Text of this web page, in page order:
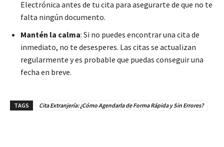
Electrónica antes de tu cita para asegurarte de que no te
falta ningún documento.
Mantén la calma: Si no puedes encontrar una cita de
inmediato, no te desesperes. Las citas se actualizan
regularmente y es probable que puedas conseguir una
fecha en breve.
TAGS Cita Extranjería: ¿Cómo Agendarla de Forma Rápida y Sin Errores?